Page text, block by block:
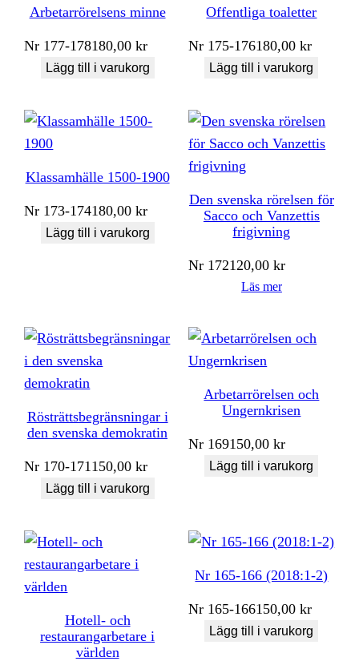
Arbetarrörelsens minne
Nr 177-178180,00kr
Lägg till i varukorg
Offentliga toaletter
Nr 175-176180,00kr
Lägg till i varukorg
Klassamhälle 1500-1900
Nr 173-174180,00kr
Lägg till i varukorg
Den svenska rörelsen för
Sacco och Vanzettis
frigivning
Nr 172120,00kr
Läs mer
Rösträttsbegränsningar i
den svenska demokratin
Nr 170-171150,00kr
Lägg till i varukorg
Arbetarrörelsen och
Ungernkrisen
Nr 169150,00kr
Lägg till i varukorg
Hotell- och
restaurangarbetare i
världen
Nr 165-166 (2018:1-2)
Nr 165-166150,00kr
Lägg till i varukorg